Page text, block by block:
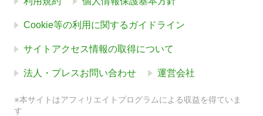
Cookie等の利用に関するガイドライン
サイトアクセス情報の取得について
法人・プレスお問い合わせ 運営会社
※本サイトはアフィリエイトプログラムによる収益を得ていま
す